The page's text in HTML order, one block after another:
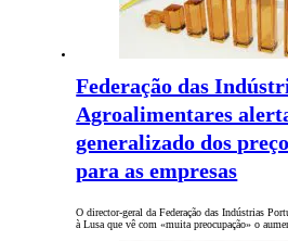
Federação das
Agroalimentares
generalizado dos
para as empresas
O director-geral da Federação das Indústrias
à Lusa que vê com «muita preocupação» o